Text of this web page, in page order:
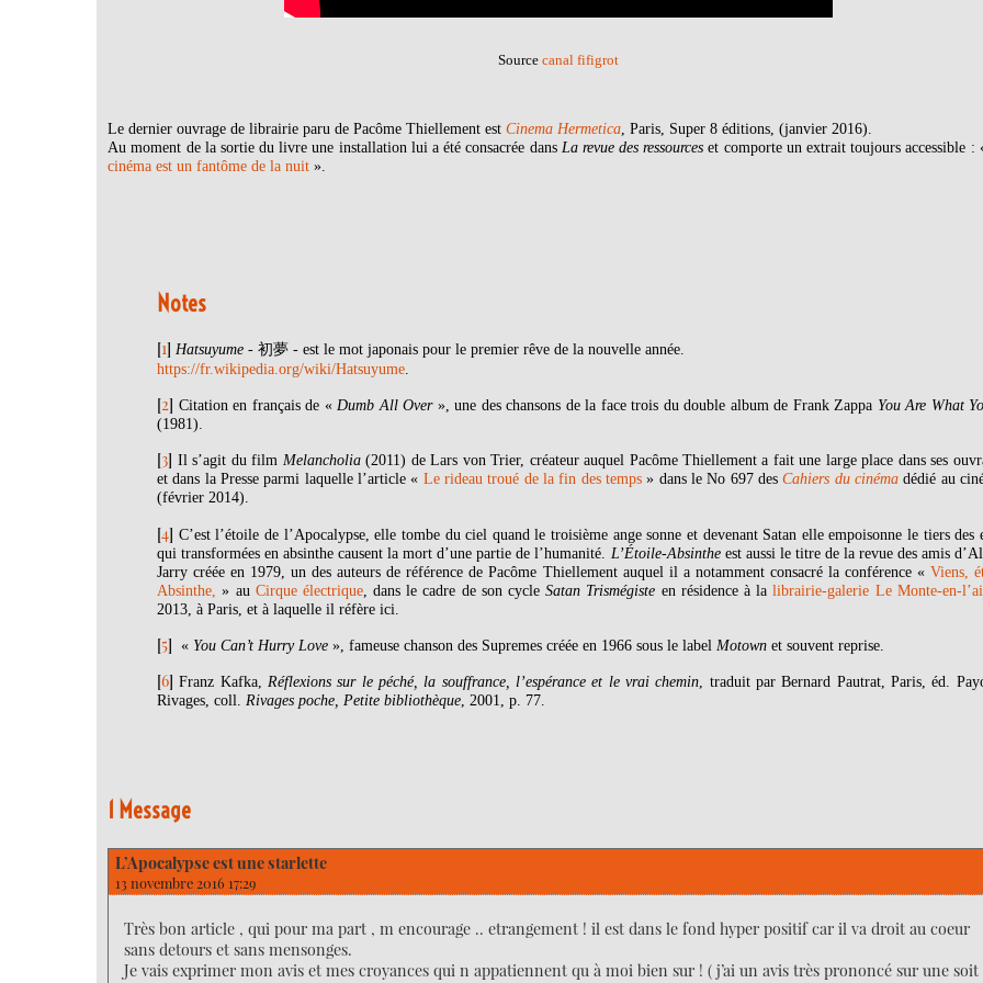
Source canal fifigrot
Le dernier ouvrage de librairie paru de Pacôme Thiellement estCinema Hermetica , Paris, Super 8 éditions, (janvier 2016).
Au moment de la sortie du livre une installation lui a été consacrée dans La revue des ressources et comporte un extrait toujours accessible :
cinéma est un fantôme de la nuit ».
Notes
[1]Hatsuyume - 初夢 - est le mot japonais pour le premier rêve de la nouvelle année.
https://fr.wikipedia.org/wiki/Hatsuyume
[2] Citation en français de « Dumb All Over», une des chansons de la face trois du double album de Frank Zappa You Are What
(1981).
[3] Il s’agit du film Melancholia(2011) de Lars von Trier, créateur auquel Pacôme Thiellement a fait une large place dans ses
et dans la Presse parmi laquelle l’article « Le rideau troué de la fin des temps » dans le No 697 desCahiers du cinémadédié au
(février 2014).
[4] C’est l’étoile de l’Apocalypse, elle tombe du ciel quand le troisième ange sonne et devenant Satan elle empoisonne le tiers des
qui transformées en absinthe causent la mort d’une partie de l’humanité. L’Étoile-Absintheest aussi le titre de la revue des amis
Jarry créée en 1979, un des auteurs de référence de Pacôme Thiellement auquel il a notamment consacré la conférence « Viens,
Absinthe, » au Cirque électrique, dans le cadre de son cycleSatan Trismégiste en résidence à lalibrairie-galerie Le Monte-en-
2013, à Paris, et à laquelle il réfère ici.
[5] « You Can’t Hurry Love », fameuse chanson des Supremes créée en 1966 sous le label Motown et souvent reprise.
[6]Franz Kafka, Réflexions sur le péché, la souffrance, l’espérance et le vrai chemin , traduit par Bernard Pautrat, Paris, éd.
Rivages, coll. Rivages poche, Petite bibliothèque , 2001, p. 77.
1 Message
L’Apocalypse est une starlette
13 novembre 2016 17:29
Très bon article , qui pour ma part , m encourage .. etrangement ! il est dans le fond hyper positif car il va droit au coeur
sans detours et sans mensonges.
Je vais exprimer mon avis et mes croyances qui n appatiennent qu à moi bien sur ! ( j’ai un avis très prononcé sur une soit